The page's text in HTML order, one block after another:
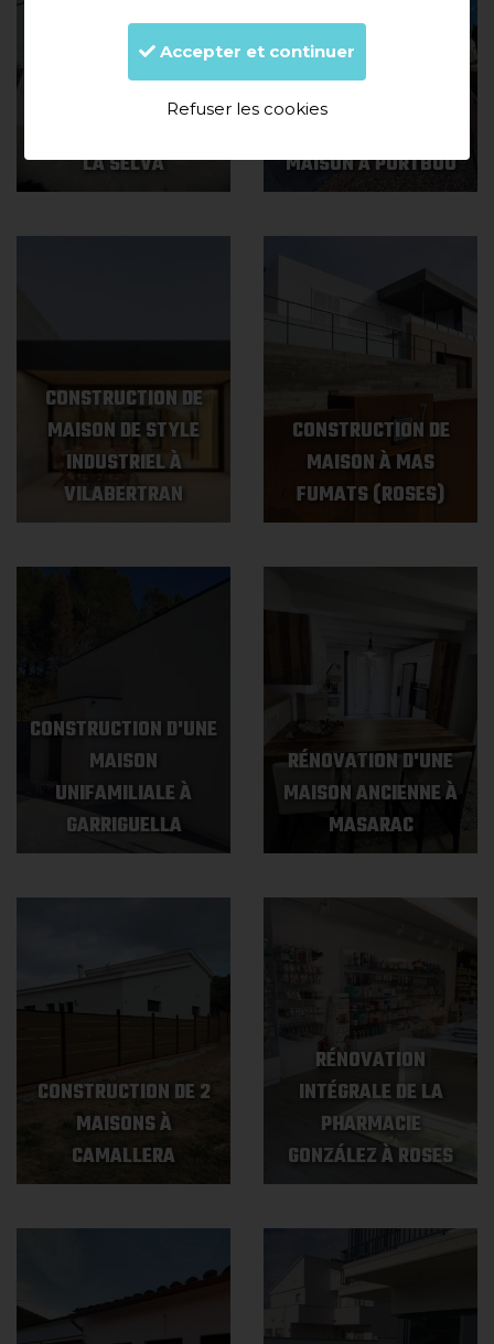
RÉNOVATION
INTÉGRALE D'UNE
LA SELVA
RÉNOVATION
MAISON À PORTBOU
CONSTRUCTION DE
MAISON DE STYLE
INDUSTRIEL À
VILABERTRAN
CONSTRUCTION DE
MAISON À MAS
FUMATS (ROSES)
CONSTRUCTION D'UNE
MAISON
UNIFAMILIALE À
GARRIGUELLA
RÉNOVATION D'UNE
MAISON ANCIENNE À
MASARAC
CONSTRUCTION DE 2
MAISONS À
CAMALLERA
RÉNOVATION
INTÉGRALE DE LA
PHARMACIE
GONZÁLEZ À ROSES
Accepter et continuer
Refuser les cookies